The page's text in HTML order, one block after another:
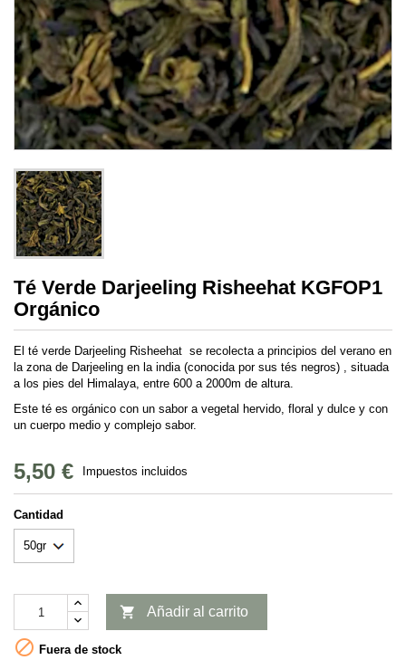
Té Verde Darjeeling Risheehat KGFOP1
Orgánico
El té verde Darjeeling Risheehat se recolecta a principios del verano en
la zona de Darjeeling en la india (conocida por sus tés negros) , situada
a los pies del Himalaya, entre 600 a 2000m de altura.
Este té es orgánico con un sabor a vegetal hervido, floral y dulce y con
un cuerpo medio y complejo sabor.
5,50 € Impuestos incluidos
Cantidad
 Añadir al carrito
 Fuera de stock